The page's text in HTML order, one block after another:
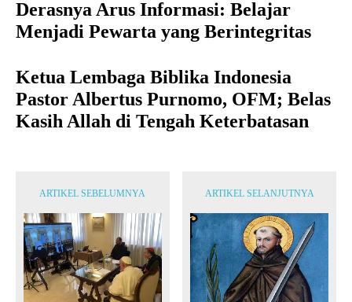
Derasnya Arus Informasi: Belajar
Menjadi Pewarta yang Berintegritas
Ketua Lembaga Biblika Indonesia
Pastor Albertus Purnomo, OFM; Belas
Kasih Allah di Tengah Keterbatasan
ARTIKEL SEBELUMNYA ARTIKEL SELANJUTNYA